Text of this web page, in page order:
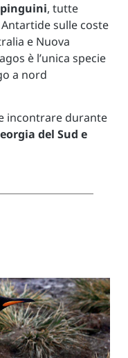
pinguini, tutte
sulle coste
e Nuova
è l’unica specie
a nord
incontrare durante
del Sud e